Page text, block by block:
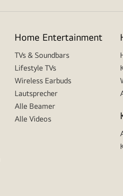
Home Entertainment
TVs & Soundbars
Lifestyle TVs
Wireless Earbuds
Lautsprecher
Alle Beamer
Alle Videos